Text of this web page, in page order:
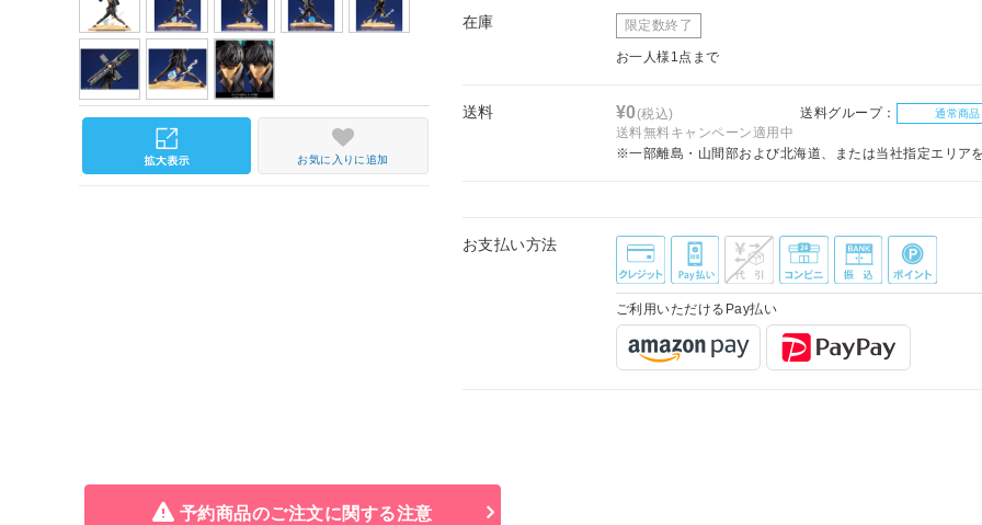
在庫 限定数終了
お一人様1点まで
送料 ¥0(税込) 送料グループ： 通常商品
送料無料キャンペーン適用中
※一部離島・山間部および北海道、または当社指定エリア
お支払い方法
ご利用いただけるPay払い
お気に入りに追加
予約商品のご注文に関する注意